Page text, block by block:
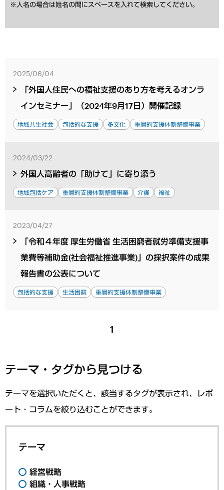
※人名の場合は姓名の間にスペースを入れて検索してください。
2025/06/04
「外国人住民への福祉支援のあり方を考えるオンラ
インセミナー」（2024年9月17日）開催記録
地域共生社会 包括的な支援 多文化 重層的支援体制整備事業
2024/03/22
外国人高齢者の「助けて」に寄り添う
地域包括ケア 重層的支援体制整備事業 介護 福祉
2023/04/27
「令和４年度 厚生労働省 生活困窮者就労準備支援事
業費等補助金(社会福祉推進事業)」の採択案件の成果
報告書の公表について
包括的な支援 生活困窮 重層的支援体制整備事業
1
テーマ・タグから見つける
テーマを選択いただくと、該当するタグが表示され、レポ
ート・コラムを絞り込むことができます。
テーマ
経営戦略
組織・人事戦略